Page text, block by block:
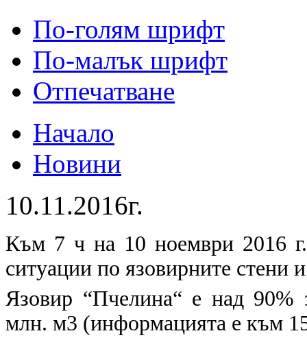
По-голям шрифт
По-малък шрифт
Отпечатване
Начало
Новини
10.11.2016г.
Към 7 ч на 10 ноември 2016
ситуации по язовирните стени
Язовир “Пчелина“ е над 90%
млн. м3 (информацията е към